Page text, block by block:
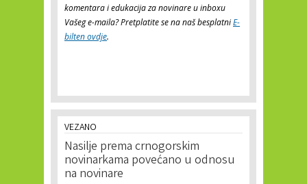
komentara i edukacija za novinare u inboxu
Vašeg e-maila? Pretplatite se na naš besplatniE-
bilten ovdje.
VEZANO
Nasilje prema crnogorskim
novinarkama povećano u odnosu
na novinare